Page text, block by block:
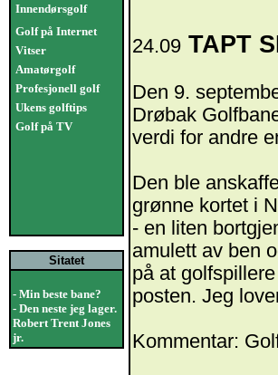
Innendørsgolf
Golf på Internet
Vitser
Amatørgolf
Profesjonell golf
Ukens golftips
Golf på TV
Sitatet
- Min beste bane?
- Den neste jeg lager.
Robert Trent Jones
jr.
24.09 TAPT
Den 9.
Drøbak
verdi for andre
Den ble
grønne kortet i
- en liten
amulett av ben
på at
posten. Jeg
Kommentar: